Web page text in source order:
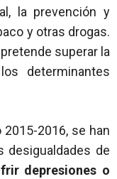
la prevención y
y otras drogas.
superar la
determinantes
2016, se han
desigualdades de
depresiones o